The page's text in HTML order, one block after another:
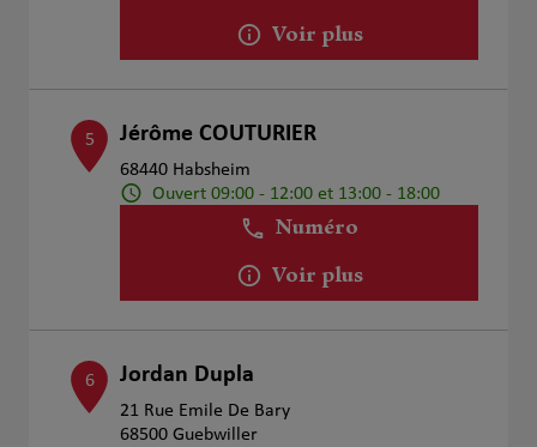
Voir plus
5 Jérôme COUTURIER
68440 Habsheim
Ouvert 09:00 - 12:00 et 13:00 - 18:00
Numéro
Voir plus
6 Jordan Dupla
21 Rue Emile De Bary
68500 Guebwiller